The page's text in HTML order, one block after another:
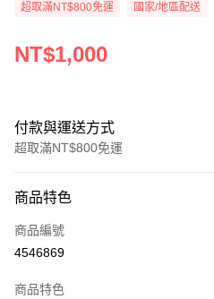
超取滿NT$800免運 國家/地區配送
NT$1,000
付款與運送方式
超取滿NT$800免運
信用卡一次付款
超商取貨付款
商品特色
商品編號
4546869
商品特色